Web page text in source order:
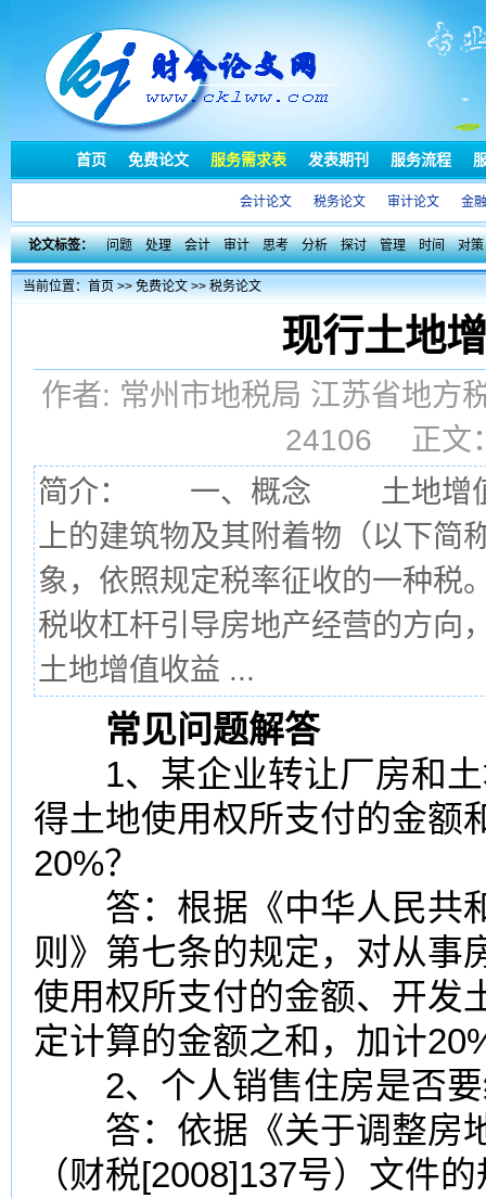
首页 免费论文 服务需求表 发表期刊 服务流程
会计论文 税务论文 审计论文 金
论文标签： 问题 处理 会计 审计 思考 分析 探讨 管理 时间 对策
当前位置：首页>>免费论文>>税务论文
现行土地
作者: 常州市地税局 江苏省地
24106 正文
简介： 一、概念 土地增值
上的建筑物及其附着物（以下
象，依照规定税率征收的一种
税收杠杆引导房地产经营的方向
土地增值收益 ...
常见问题解答
1、某企业转让厂房和土
得土地使用权所支付的金额
20%？
答：根据《中华人民共
则 》第七条的规定，对从事
使用权所支付的金额、开发
定计算的金额之和，加计
2、个人销售住房是否要
答：依据《关于调整房
（财税[2008]137号）文件